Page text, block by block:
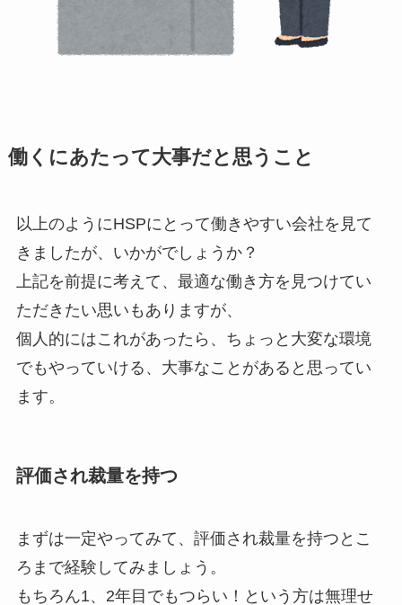
働くにあたって大事だと思うこと
以上のようにHSPにとって働きやすい会社を見て
きましたが、いかがでしょうか？
上記を前提に考えて、最適な働き方を見つけてい
ただきたい思いもありますが、
個人的にはこれがあったら、ちょっと大変な環境
でもやっていける、大事なことがあると思ってい
ます。
評価され裁量を持つ
まずは一定やってみて、評価され裁量を持つとこ
ろまで経験してみましょう。
もちろん1、2年目でもつらい！という方は無理せ